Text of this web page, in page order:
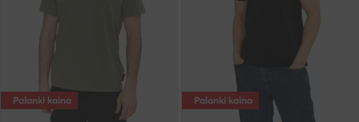
Palanki kaina Palanki kaina